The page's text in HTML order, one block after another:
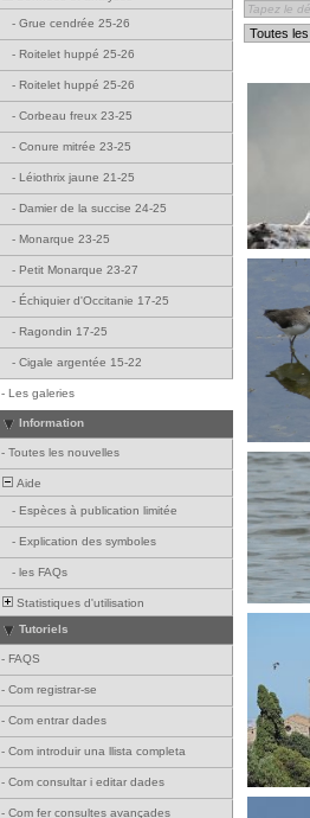
- Grue cendrée 25-26
- Roitelet huppé 25-26
- Roitelet huppé 25-26
- Corbeau freux 23-25
- Conure mitrée 23-25
- Léiothrix jaune 21-25
- Damier de la succise 24-25
- Monarque 23-25
- Petit Monarque 23-27
- Échiquier d'Occitanie 17-25
- Ragondin 17-25
- Cigale argentée 15-22
- Les galeries
Information
- Toutes les nouvelles
Aide
- Espèces à publication limitée
- Explication des symboles
- les FAQs
Statistiques d'utilisation
Tutoriels
- FAQS
- Com registrar-se
- Com entrar dades
- Com introduir una llista completa
- Com consultar i editar dades
- Com fer consultes avançades